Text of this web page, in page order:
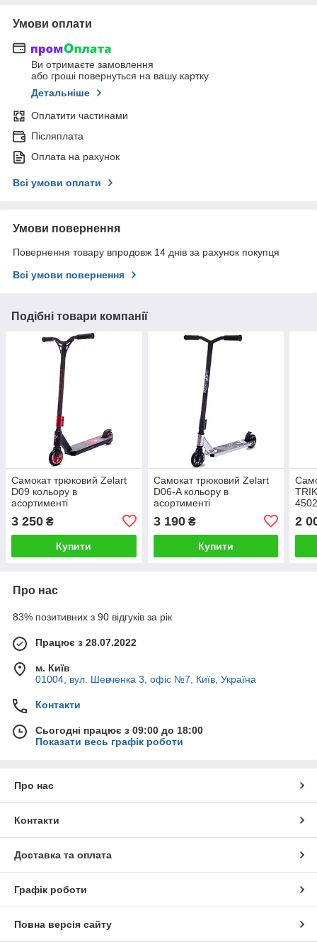
Умови оплати
Ви отримаєте замовлення
або гроші повернуться на вашу картку
Детальніше
Оплатити частинами
Післяплата
Оплата на рахунок
Всі умови оплати
Умови повернення
Повернення товару впродовж 14 днів за рахунок покупця
Всі умови повернення
Подібні товари компанії
Самокат трюковий Zelart
D09 кольору в
асортименті
3 250 ₴
Купити
Самокат трюковий Zelart
D06-A кольору в
асортименті
3 190₴
Купити
2
Про нас
83% позитивних з 90 відгуків за рік
Працює з 28.07.2022
м. Київ
01004, вул. Шевченка 3, офіс №7, Київ, Україна
Контакти
Сьогодні працює з 09:00 до 18:00
Показати весь графік роботи
Про нас
Контакти
Доставка та оплата
Графік роботи
Повна версія сайту